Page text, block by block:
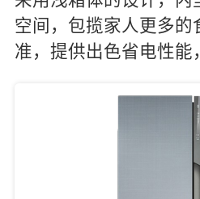
空间，包揽家人更多的
准，提供出色省电性能